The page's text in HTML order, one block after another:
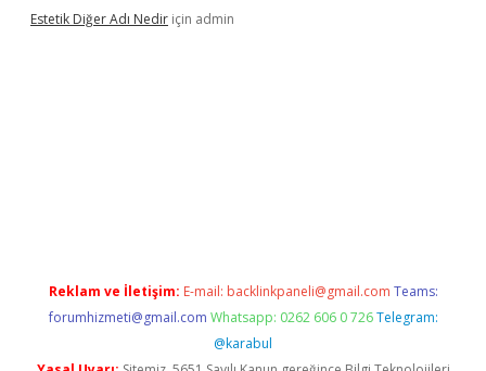
Estetik Diğer Adı Nedir için admin
Reklam ve İletişim: E-mail: backlinkpaneli@gmail.com Teams:
forumhizmeti@gmail.com Whatsapp: 0262 606 0 726 Telegram:
@karabul